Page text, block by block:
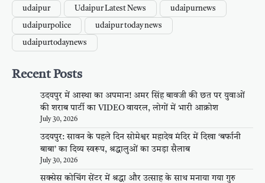
udaipur Udaipur Latest News udaipurnews
udaipurpolice udaipur today news
udaipurtodaynews
Recent Posts
उदयपुर में आस्था का अपमान! अमर सिंह बावजी की छत पर युवाओं
की शराब पार्टी का VIDEO वायरल, लोगों में भारी आक्रोश
July 30, 2026
उदयपुर: सावन के पहले दिन सोमेश्वर महादेव मंदिर में दिखा ‘बर्फानी
बाबा’ का दिव्य स्वरूप, श्रद्धालुओं का उमड़ा सैलाब
July 30, 2026
सक्सेस कोचिंग सेंटर में श्रद्धा और उत्साह के साथ मनाया गया गुरु